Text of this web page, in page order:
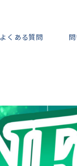
よくある質問